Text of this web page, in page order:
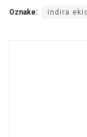
Oznake: indira